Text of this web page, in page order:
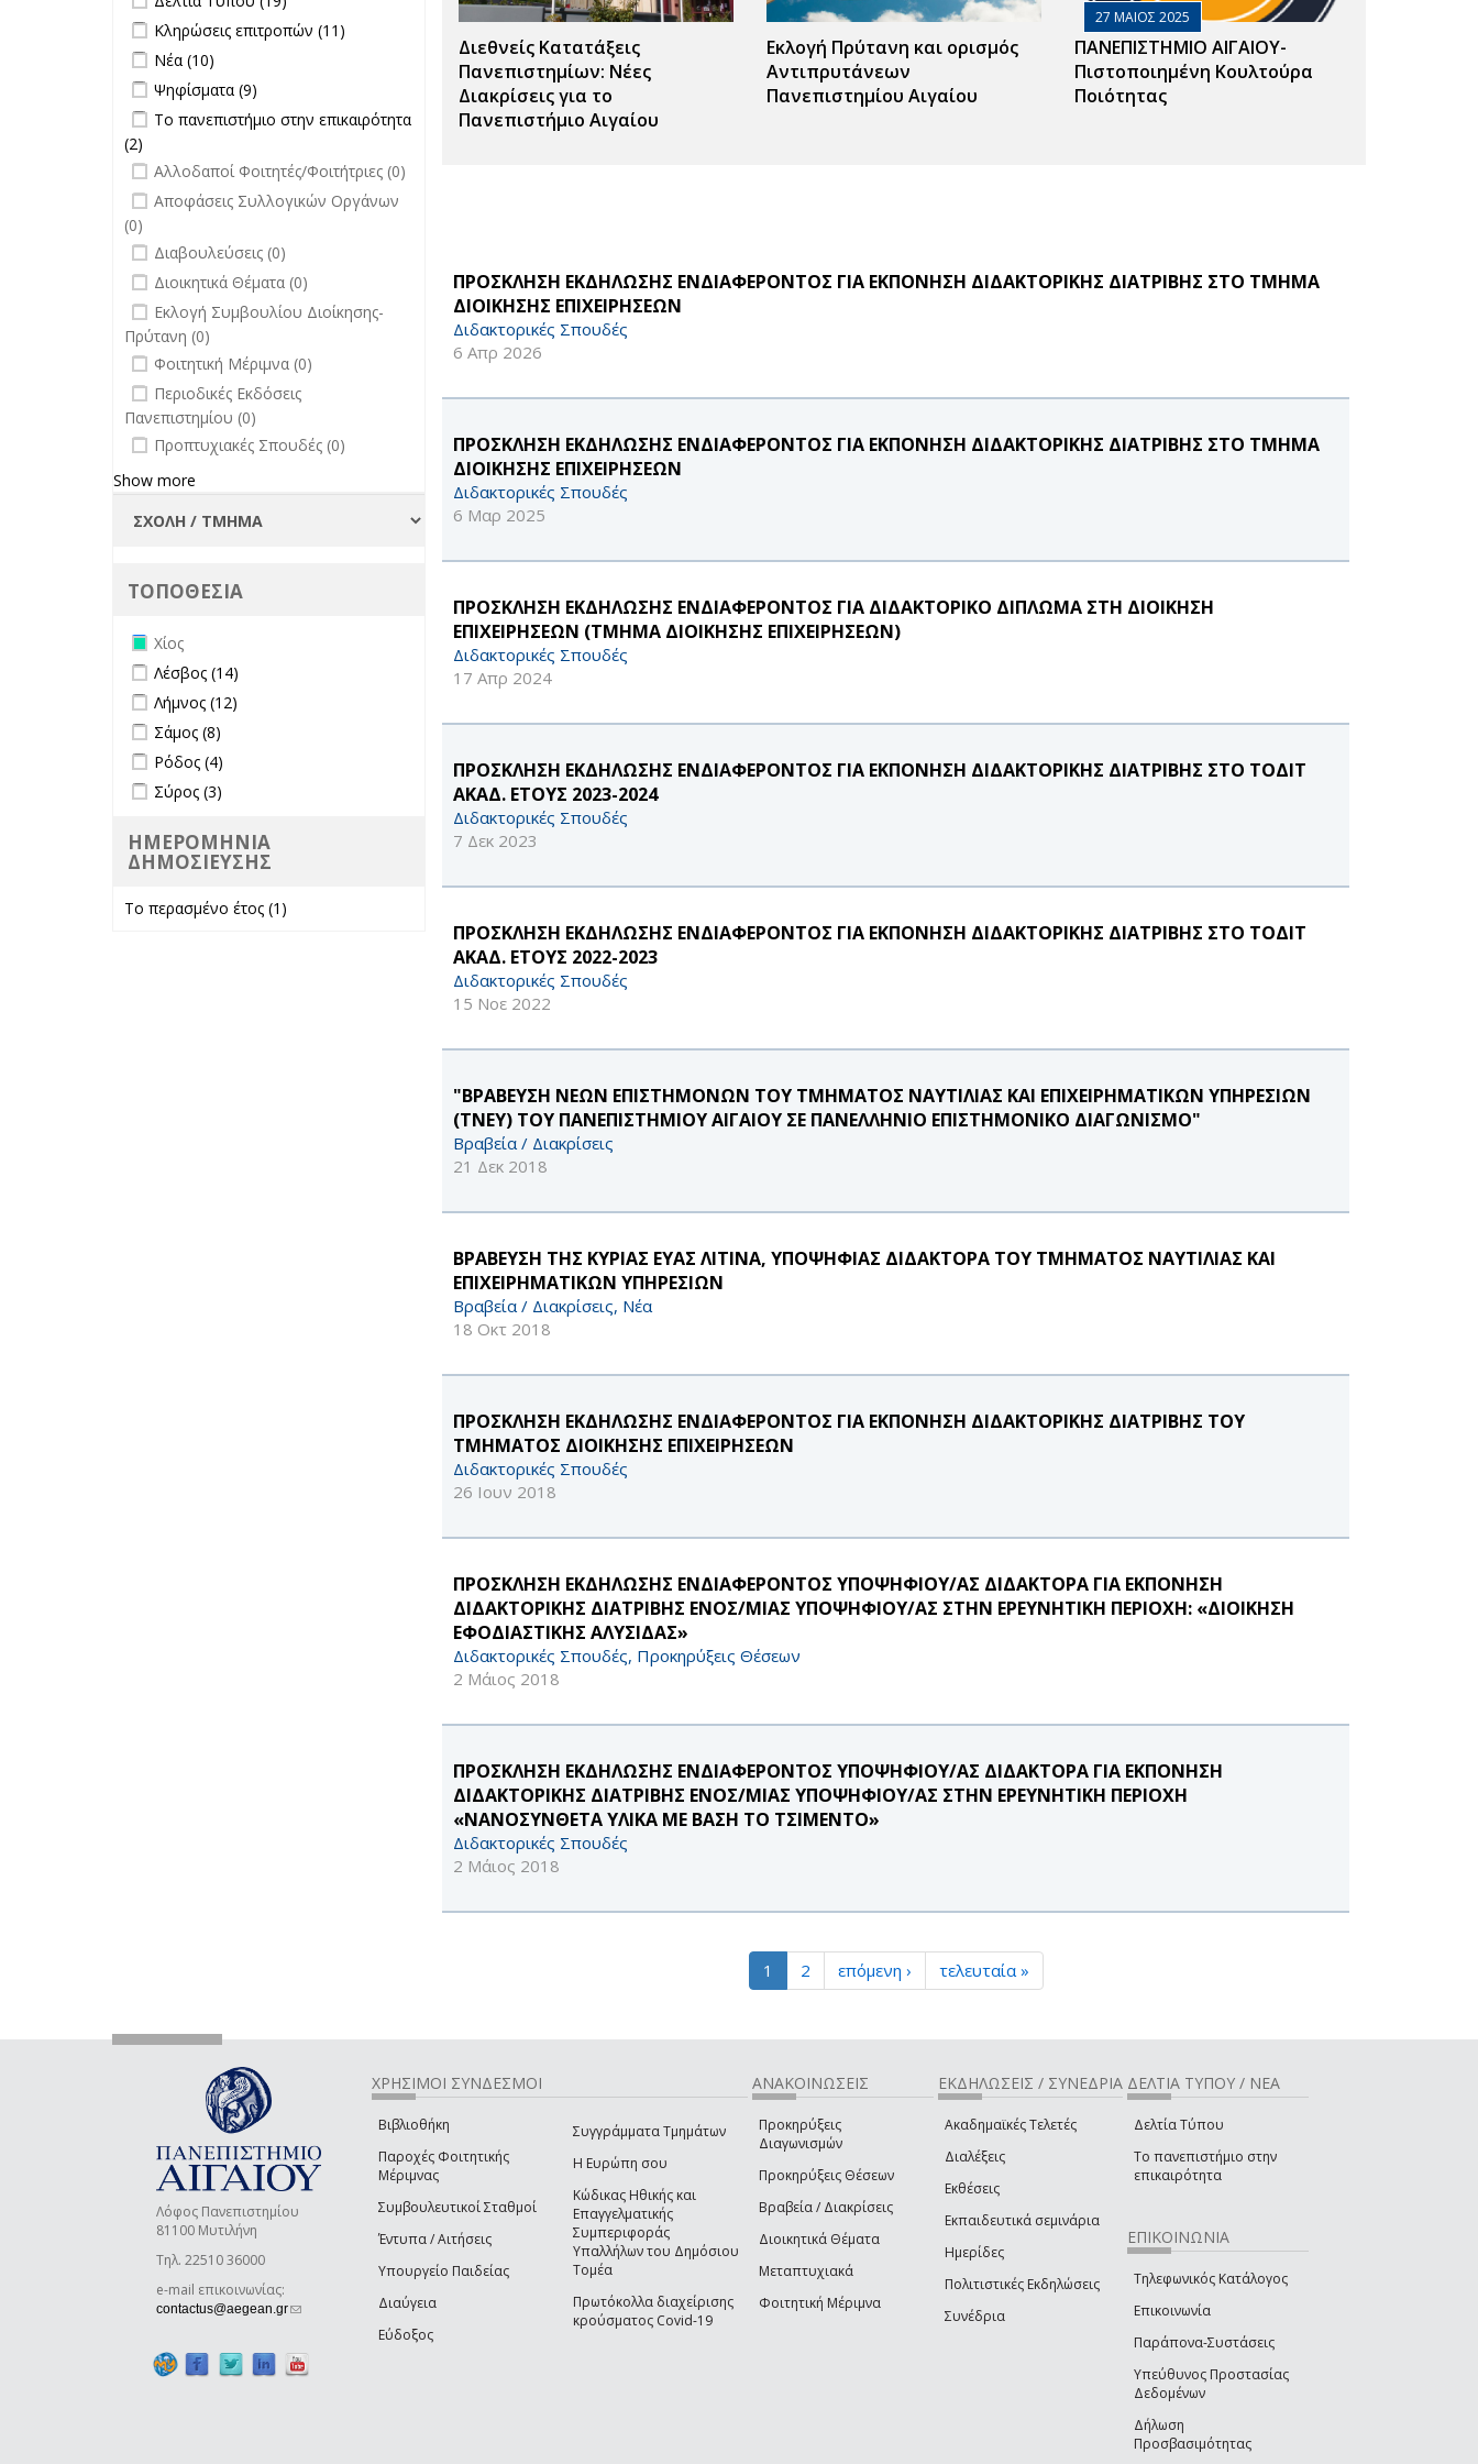
Διεθνείς Κατατάξεις
Πανεπιστημίων: Νέες
Διακρίσεις για το
Πανεπιστήμιο Αιγαίου
Εκλογή Πρύτανη και ορισμός
Αντιπρυτάνεων
Πανεπιστημίου Αιγαίου
27 ΜΑΙΟΣ 2025
ΠΑΝΕΠΙΣΤΗΜΙΟ ΑΙΓΑΙΟΥ-
Πιστοποιημένη Κουλτούρα
Ποιότητας
ΠΡΟΣΚΛΗΣΗ ΕΚΔΗΛΩΣΗΣ ΕΝΔΙΑΦΕΡΟΝΤΟΣ ΓΙΑ ΕΚΠΟΝΗΣΗ ΔΙΔΑΚΤΟΡΙΚΗΣ ΔΙΑΤΡΙΒΗΣ ΣΤΟ ΤΜΗΜΑ
ΔΙΟΙΚΗΣΗΣ ΕΠΙΧΕΙΡΗΣΕΩΝ
Διδακτορικές Σπουδές
6 Απρ 2026
ΠΡΟΣΚΛΗΣΗ ΕΚΔΗΛΩΣΗΣ ΕΝΔΙΑΦΕΡΟΝΤΟΣ ΓΙΑ ΕΚΠΟΝΗΣΗ ΔΙΔΑΚΤΟΡΙΚΗΣ ΔΙΑΤΡΙΒΗΣ ΣΤΟ ΤΜΗΜΑ
ΔΙΟΙΚΗΣΗΣ ΕΠΙΧΕΙΡΗΣΕΩΝ
Διδακτορικές Σπουδές
6 Μαρ 2025
ΠΡΟΣΚΛΗΣΗ ΕΚΔΗΛΩΣΗΣ ΕΝΔΙΑΦΕΡΟΝΤΟΣ ΓΙΑ ΔΙΔΑΚΤΟΡΙΚΟ ΔΙΠΛΩΜΑ ΣΤΗ ΔΙΟΙΚΗΣΗ
ΕΠΙΧΕΙΡΗΣΕΩΝ (ΤΜΗΜΑ ΔΙΟΙΚΗΣΗΣ ΕΠΙΧΕΙΡΗΣΕΩΝ)
Διδακτορικές Σπουδές
17 Απρ 2024
ΠΡΟΣΚΛΗΣΗ ΕΚΔΗΛΩΣΗΣ ΕΝΔΙΑΦΕΡΟΝΤΟΣ ΓΙΑ ΕΚΠΟΝΗΣΗ ΔΙΔΑΚΤΟΡΙΚΗΣ ΔΙΑΤΡΙΒΗΣ ΣΤΟ ΤΟΔΙΤ
ΑΚΑΔ. ΕΤΟΥΣ 2023-2024
Διδακτορικές Σπουδές
7 Δεκ 2023
ΠΡΟΣΚΛΗΣΗ ΕΚΔΗΛΩΣΗΣ ΕΝΔΙΑΦΕΡΟΝΤΟΣ ΓΙΑ ΕΚΠΟΝΗΣΗ ΔΙΔΑΚΤΟΡΙΚΗΣ ΔΙΑΤΡΙΒΗΣ ΣΤΟ ΤΟΔΙΤ
ΑΚΑΔ. ΕΤΟΥΣ 2022-2023
Διδακτορικές Σπουδές
15 Νοε 2022
"ΒΡΑΒΕΥΣΗ ΝΕΩΝ ΕΠΙΣΤΗΜΟΝΩΝ ΤΟΥ ΤΜΗΜΑΤΟΣ ΝΑΥΤΙΛΙΑΣ ΚΑΙ ΕΠΙΧΕΙΡΗΜΑΤΙΚΩΝ ΥΠΗΡΕΣΙΩΝ
(ΤΝΕΥ) ΤΟΥ ΠΑΝΕΠΙΣΤΗΜΙΟΥ ΑΙΓΑΙΟΥ ΣΕ ΠΑΝΕΛΛΗΝΙΟ ΕΠΙΣΤΗΜΟΝΙΚΟ ΔΙΑΓΩΝΙΣΜΟ"
Βραβεία / Διακρίσεις
21 Δεκ 2018
ΒΡΑΒΕΥΣΗ ΤΗΣ ΚΥΡΙΑΣ ΕΥΑΣ ΛΙΤΙΝΑ, ΥΠΟΨΗΦΙΑΣ ΔΙΔΑΚΤΟΡΑ ΤΟΥ ΤΜΗΜΑΤΟΣ ΝΑΥΤΙΛΙΑΣ ΚΑΙ
ΕΠΙΧΕΙΡΗΜΑΤΙΚΩΝ ΥΠΗΡΕΣΙΩΝ
Βραβεία / Διακρίσεις, Νέα
18 Οκτ 2018
ΠΡΟΣΚΛΗΣΗ ΕΚΔΗΛΩΣΗΣ ΕΝΔΙΑΦΕΡΟΝΤΟΣ ΓΙΑ ΕΚΠΟΝΗΣΗ ΔΙΔΑΚΤΟΡΙΚΗΣ ΔΙΑΤΡΙΒΗΣ ΤΟΥ
ΤΜΗΜΑΤΟΣ ΔΙΟΙΚΗΣΗΣ ΕΠΙΧΕΙΡΗΣΕΩΝ
Διδακτορικές Σπουδές
26 Ιουν 2018
ΠΡΟΣΚΛΗΣΗ ΕΚΔΗΛΩΣΗΣ ΕΝΔΙΑΦΕΡΟΝΤΟΣ ΥΠΟΨΗΦΙΟΥ/ΑΣ ΔΙΔΑΚΤΟΡΑ ΓΙΑ ΕΚΠΌΝΗΣΗ
ΔΙΔΑΚΤΟΡΙΚΉΣ ΔΙΑΤΡΙΒΉΣ ΕΝΌΣ/ΜΊΑΣ ΥΠΟΨΗΦΊΟΥ/ΑΣ ΣΤΗΝ ΕΡΕΥΝΗΤΙΚΉ ΠΕΡΙΟΧΉ: «ΔΙΟΊΚΗΣΗ
ΕΦΟΔΙΑΣΤΙΚΉΣ ΑΛΥΣΊΔΑΣ»
Διδακτορικές Σπουδές, Προκηρύξεις Θέσεων
2 Μάιος 2018
ΠΡΟΣΚΛΗΣΗ ΕΚΔΗΛΩΣΗΣ ΕΝΔΙΑΦΕΡΟΝΤΟΣ ΥΠΟΨΗΦΙΟΥ/ΑΣ ΔΙΔΑΚΤΟΡΑ ΓΙΑ ΕΚΠΌΝΗΣΗ
ΔΙΔΑΚΤΟΡΙΚΗΣ ΔΙΑΤΡΙΒΗΣ ΕΝΟΣ/ΜΙΑΣ ΥΠΟΨΗΦΊΟΥ/ΑΣ ΣΤΗΝ ΕΡΕΥΝΗΤΙΚΗ ΠΕΡΙΟΧΗ
«ΝΑΝΟΣΥΝΘΕΤΑ ΥΛΙΚΑ ΜΕ ΒΑΣΗ ΤΟ ΤΣΙΜΕΝΤΟ»
Διδακτορικές Σπουδές
2 Μάιος 2018
1 2 επόμενη › τελευταία »
Σπουδές filter
Apply Κληρώσεις επιτροπών filter
Κληρώσεις επιτροπών (11)
Apply Νέα filter
Νέα (10)
Apply Ψηφίσματα filter
Ψηφίσματα (9)
Apply Το πανεπιστήμιο στην
επικαιρότητα filter
Το πανεπιστήμιο στην επικαιρότητα
(2)
επικαιρότητα filter
undefined
Αλλοδαποί Φοιτητές/Φοιτήτριες (0)
undefined
Αποφάσεις Συλλογικών Οργάνων
(0)
undefined
Διαβουλεύσεις (0)
undefined
Διοικητικά Θέματα (0)
undefined
Εκλογή Συμβουλίου Διοίκησης-
Πρύτανη (0)
undefined
Φοιτητική Μέριμνα (0)
undefined
Περιοδικές Εκδόσεις
Πανεπιστημίου (0)
undefined
Προπτυχιακές Σπουδές (0)
Show more
ΤΟΠΟΘΕΣΙΑ
Remove Χίος filter
Χίος
Apply Λέσβος filter
Λέσβος (14)
Apply Λήμνος filter
Λήμνος (12)
Apply Σάμος filter
Σάμος (8)
Apply Ρόδος filter
Ρόδος (4)
Apply Σύρος filter
Σύρος (3)
ΗΜΕΡΟΜΗΝΙΑ
ΔΗΜΟΣΙΕΥΣΗΣ
Το περασμένο έτος (1)
Λόφος Πανεπιστημίου
81100 Μυτιλήνη
Τηλ. 22510 36000
e-mail επικοινωνίας:
contactus@aegean.gr(link sends e-mail)
ΧΡΗΣΙΜΟΙ ΣΥΝΔΕΣΜΟΙ
Βιβλιοθήκη
Παροχές Φοιτητικής
Μέριμνας
Συμβουλευτικοί Σταθμοί
Έντυπα / Αιτήσεις
Υπουργείο Παιδείας
Διαύγεια
Εύδοξος
Συγγράμματα Τμημάτων
Η Ευρώπη σου
Κώδικας Ηθικής και
Επαγγελματικής
Συμπεριφοράς
Υπαλλήλων του Δημόσιου
Τομέα
Πρωτόκολλα διαχείρισης
κρούσματος Covid-19
ΑΝΑΚΟΙΝΩΣΕΙΣ
Προκηρύξεις
Διαγωνισμών
Προκηρύξεις Θέσεων
Βραβεία / Διακρίσεις
Διοικητικά Θέματα
Μεταπτυχιακά
Φοιτητική Μέριμνα
ΕΚΔΗΛΩΣΕΙΣ / ΣΥΝΕΔΡΙΑ
Ακαδημαϊκές Τελετές
Διαλέξεις
Εκθέσεις
Εκπαιδευτικά σεμινάρια
Ημερίδες
Πολιτιστικές Εκδηλώσεις
Συνέδρια
ΔΕΛΤΙΑ ΤΥΠΟΥ / ΝΕΑ
Δελτία Τύπου
Το πανεπιστήμιο στην
επικαιρότητα
ΕΠΙΚΟΙΝΩΝΙΑ
Τηλεφωνικός Κατάλογος
Επικοινωνία
Παράπονα-Συστάσεις
Υπεύθυνος Προστασίας
Δεδομένων
Δήλωση
Προσβασιμότητας